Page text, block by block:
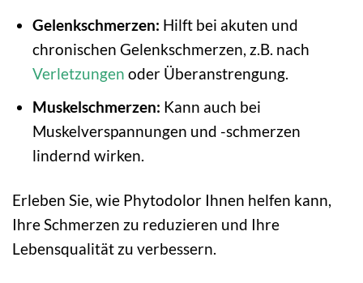
Gelenkschmerzen: Hilft bei akuten und
chronischen Gelenkschmerzen, z.B. nach
Verletzungen oder Überanstrengung.
Muskelschmerzen: Kann auch bei
Muskelverspannungen und -schmerzen
lindernd wirken.
Erleben Sie, wie Phytodolor Ihnen helfen kann,
Ihre Schmerzen zu reduzieren und Ihre
Lebensqualität zu verbessern.